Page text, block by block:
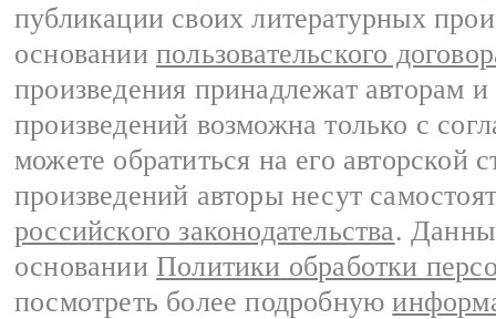
публикации своих литературных
основании пользовательского
произведения принадлежат авторам
произведений возможна только с
можете обратиться на его авторской
произведений авторы несут
российского законодательства.
основании Политики обработки
посмотреть более подробную